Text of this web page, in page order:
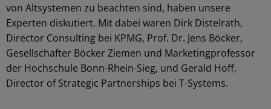
von Altsystemen zu beachten sind, haben unsere
Experten diskutiert. Mit dabei waren Dirk Distelrath,
Director Consulting bei KPMG, Prof. Dr. Jens Böcker,
Gesellschafter Böcker Ziemen und Marketingprofessor
der Hochschule Bonn-Rhein-Sieg, und Gerald Hoff,
Director of Strategic Partnerships bei T-Systems.